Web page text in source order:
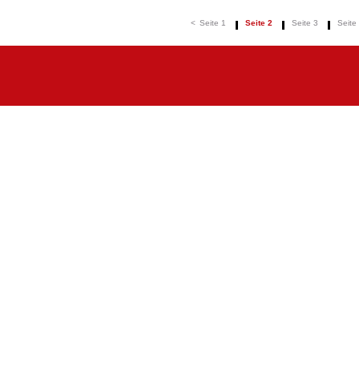
< Seite 1 Seite 2 Seite 3 Seite